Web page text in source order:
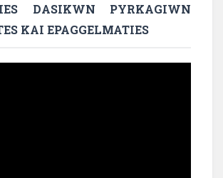
DASIKWN PYRKAGIWN
KAI EPAGGELMATIES